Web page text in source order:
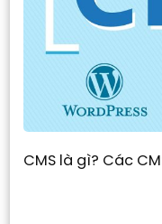
CMS là gì? Các